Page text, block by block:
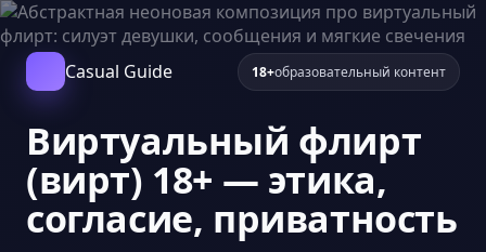
Casual Guide 18+образовательный контент
Виртуальный флирт
(вирт) 18+ — этика,
согласие, приватность